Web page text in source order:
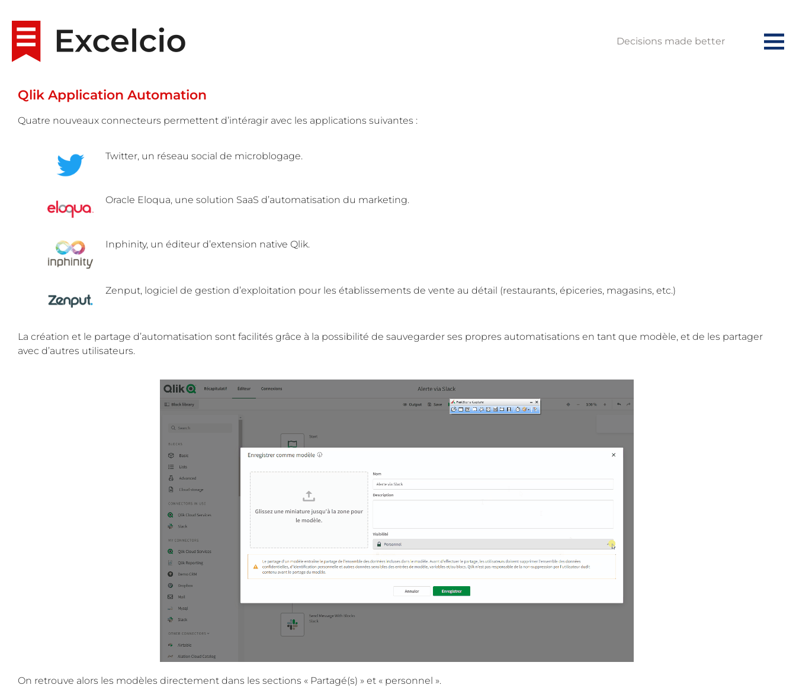
Decisions made better
Qlik Application Automation
Quatre nouveaux connecteurs permettent d’intéragir avec les applications suivantes :
Twitter, un réseau social de microblogage.
Oracle Eloqua, une solution SaaS d’automatisation du marketing.
Inphinity, un éditeur d’extension native Qlik.
Zenput, logiciel de gestion d’exploitation pour les établissements de vente au détail (restaurants, épiceries, magasins, etc.)
La création et le partage d’automatisation sont facilités grâce à la possibilité de sauvegarder ses propres automatisations en tant que modèle, et de les partager
avec d’autres utilisateurs.
On retrouve alors les modèles directement dans les sections « Partagé(s) » et « personnel ».